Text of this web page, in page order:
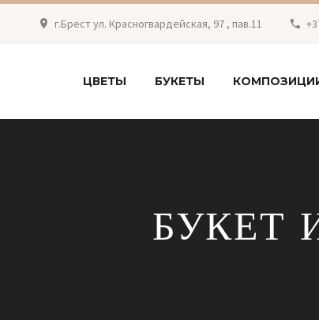
г.Брест ул. Красногвардейская, 97 , пав.11
ЦВЕТЫ БУКЕТЫ
БУКЕТ